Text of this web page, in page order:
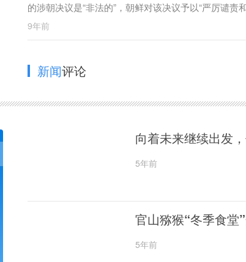
的涉朝决议是“非法的”，朝鲜对该决议予以“严厉谴责和
9年前
新闻评论
向着未来继续出发
5年前
官山猕猴“冬季食堂
5年前